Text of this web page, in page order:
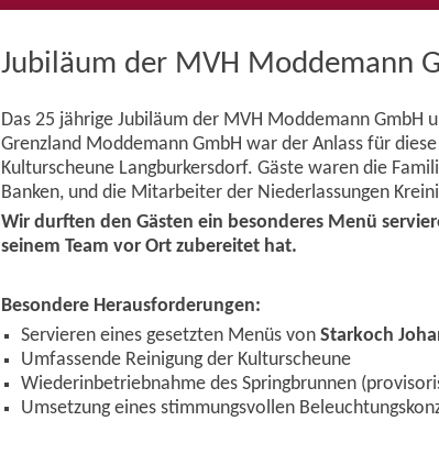
Jubiläum der MVH Moddemann
Das 25 jährige Jubiläum der MVH Moddemann GmbH
Grenzland Moddemann GmbH war der Anlass für
Kulturscheune Langburkersdorf. Gäste waren die
Banken, und die Mitarbeiter der Niederlassungen
Wir durften den Gästen ein besonderes Menü
seinem Team vor Ort zubereitet hat.
Besondere Herausforderungen:
Servieren eines gesetzten Menüs von Starkoch
Umfassende Reinigung der Kulturscheune
Wiederinbetriebnahme des Springbrunnen
Umsetzung eines stimmungsvollen